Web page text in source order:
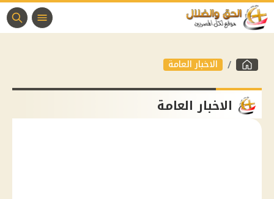
الاخبار العامة
الاخبار العامة